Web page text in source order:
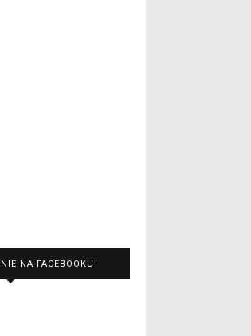
NA FACEBOOKU